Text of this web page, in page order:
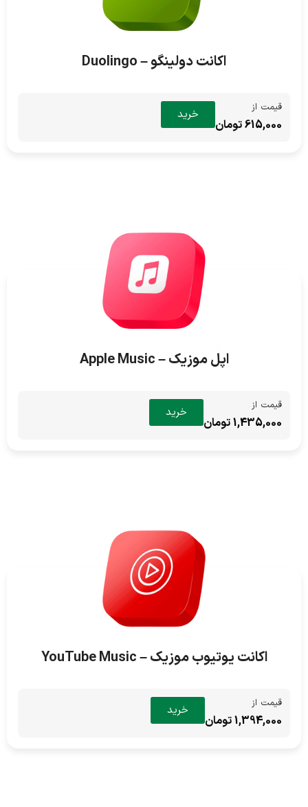
اکانت دولینگو – Duolingo
قیمت از
615,000 تومان
خرید
اپل موزیک – Apple Music
قیمت از
1,435,000 تومان
خرید
اکانت یوتیوب موزیک – YouTube Music
قیمت از
1,394,000 تومان
خرید